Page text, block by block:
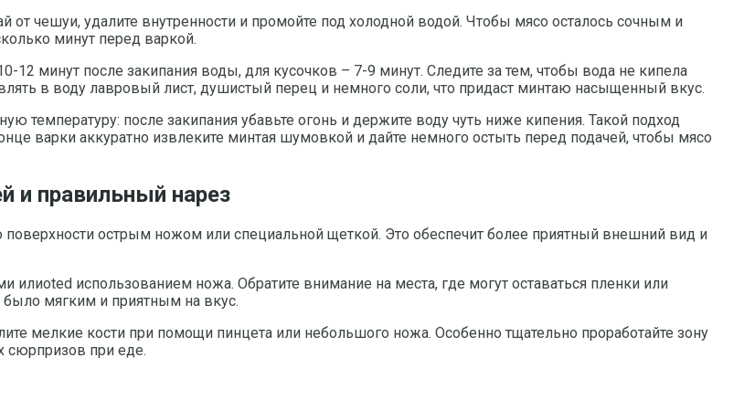
от чешуи, удалите внутренности и промойте под холодной водой. Чтобы мясо осталось сочным и
минут перед варкой.
минут после закипания воды, для кусочков – 7-9 минут. Следите за тем, чтобы вода не кипела
в воду лавровый лист, душистый перец и немного соли, что придаст минтаю насыщенный вкус.
температуру: после закипания убавьте огонь и держите воду чуть ниже кипения. Такой подход
варки аккуратно извлеките минтая шумовкой и дайте немного остыть перед подачей, чтобы мясо
и правильный нарез
поверхности острым ножом или специальной щеткой. Это обеспечит более приятный внешний вид и
илиoted использованием ножа. Обратите внимание на места, где могут оставаться пленки или
мягким и приятным на вкус.
мелкие кости при помощи пинцета или небольшого ножа. Особенно тщательно проработайте зону
сюрпризов при еде.